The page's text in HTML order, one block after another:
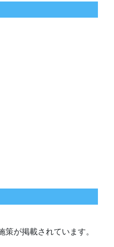
が掲載されています。